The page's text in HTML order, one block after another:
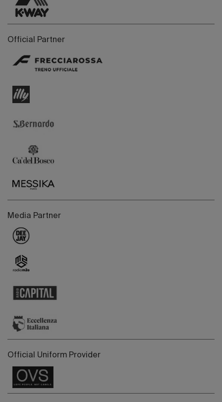
Official Partner
Media Partner
Official Uniform Provider